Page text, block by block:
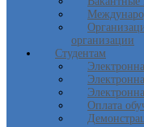
организации
Студентам
Оплата